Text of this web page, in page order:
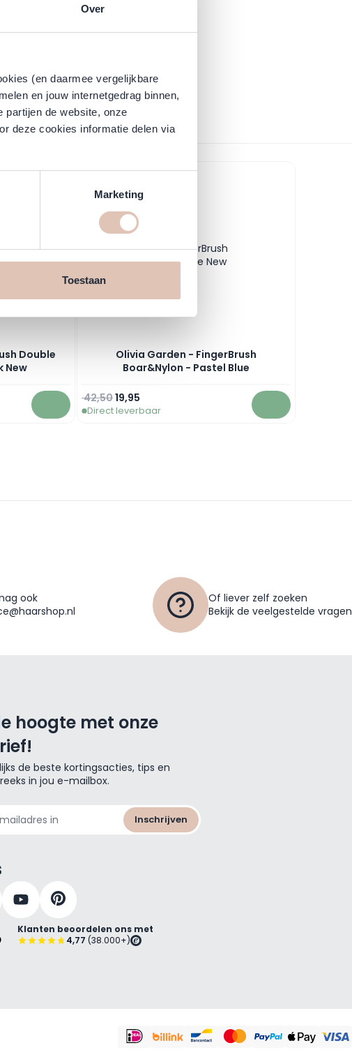
Over
(en daarmee vergelijkbare
en jouw internetgedrag binnen,
partijen de website, onze
deze cookies informatie delen via
Marketing
Toestaan
navigation using the skip links.
Double
New
In winkelwagen
Olivia Garden - FingerBrush
Boar&Nylon - Pastel Blue
Speciale prijs
19,95
Normale prijs
42,50
Direct leverbaar In winkelwagen
ook
Of liever zelf zoeken
Bekijk de veelgestelde vragen
hoogte met onze
de beste kortingsacties, tips en
in jou e-mailbox.
Inschrijven
Klanten beoordelen ons met
4,77 (38.000+)